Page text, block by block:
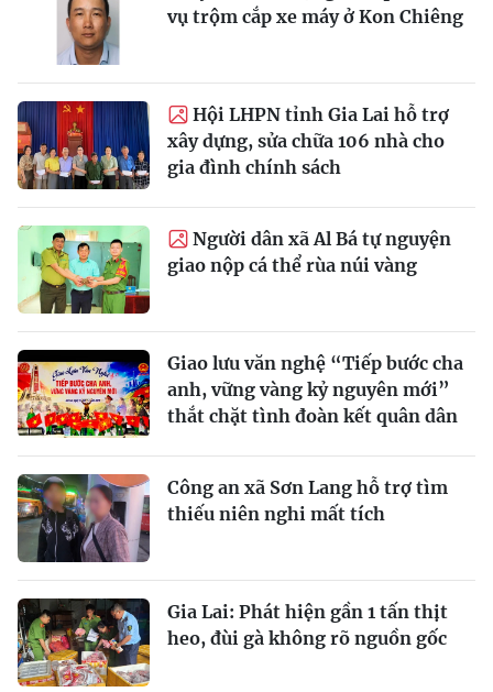
vụ trộm cắp xe máy ở Kon Chiêng
Hội LHPN tỉnh Gia Lai hỗ trợ
xây dựng, sửa chữa 106 nhà cho
gia đình chính sách
Người dân xã Al Bá tự nguyện
giao nộp cá thể rùa núi vàng
Giao lưu văn nghệ “Tiếp bước cha
anh, vững vàng kỷ nguyên mới”
thắt chặt tình đoàn kết quân dân
Công an xã Sơn Lang hỗ trợ tìm
thiếu niên nghi mất tích
Gia Lai: Phát hiện gần 1 tấn thịt
heo, đùi gà không rõ nguồn gốc